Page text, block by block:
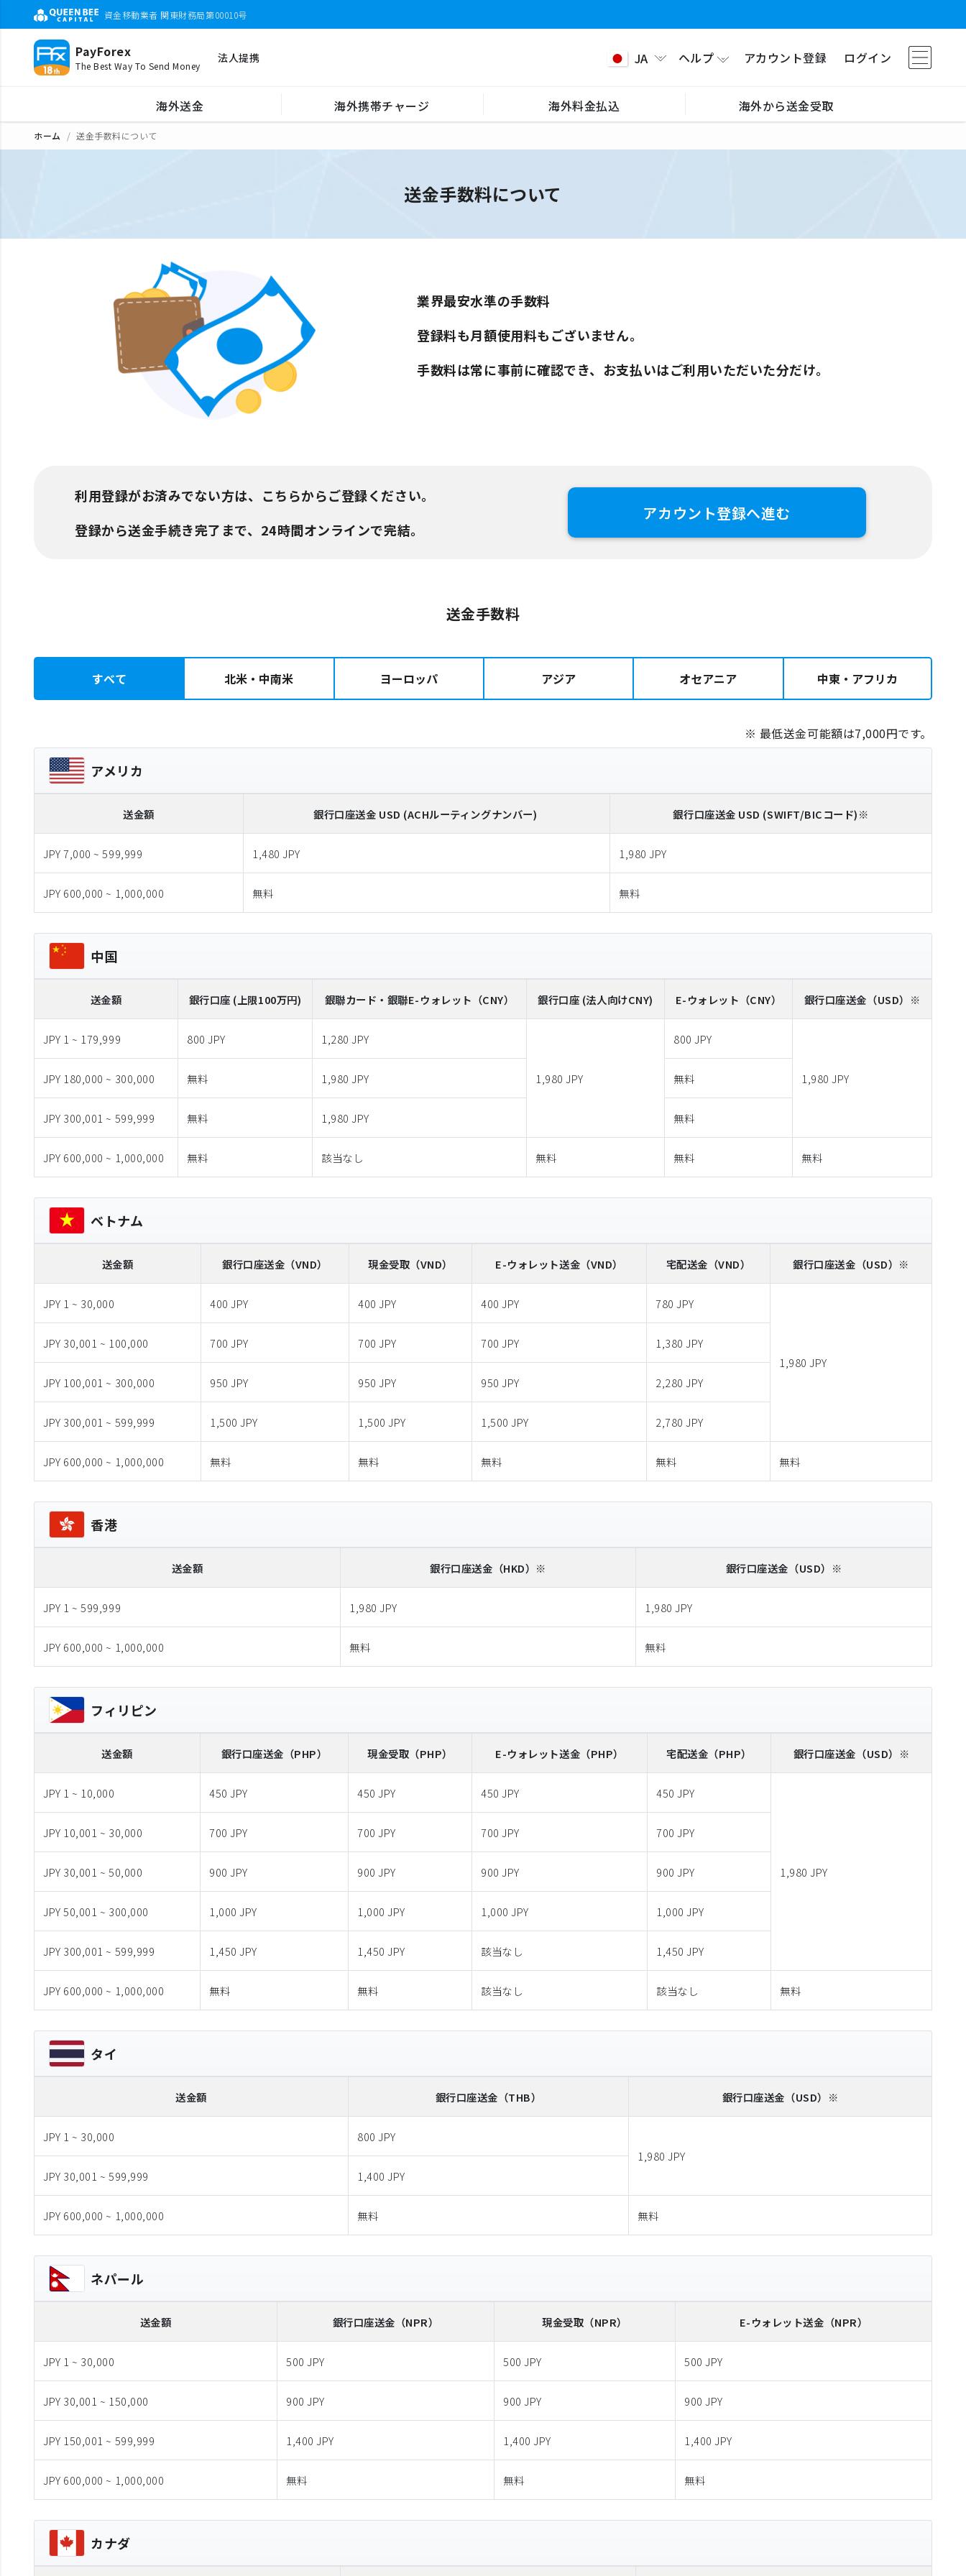
資金移動業者 関東財務局第00010号
PayForex
The Best Way To Send Money
法人提携 JA ヘルプ アカウント登録 ログイン
海外送金 海外携帯チャージ 海外料金払込 海外から送金受取
ホーム 送金手数料について
送金手数料について
業界最安水準の手数料
登録料も月額使用料もございません。
手数料は常に事前に確認でき、お支払いはご利用いただいた分だけ。
利用登録がお済みでない方は、こちらからご登録ください。
登録から送金手続き完了まで、24時間オンラインで完結。
アカウント登録へ進む
送金手数料
すべて 北米・中南米 ヨーロッパ アジア オセアニア 中東・アフリカ
※ 最低送金可能額は7,000円です。
アメリカ
送金額 銀行口座送金 USD (ACHルーティングナンバー) 銀行口座送金 USD (SWIFT/BICコード)※
JPY 7,000 ~ 599,999 1,480 JPY 1,980 JPY
JPY 600,000 ~ 1,000,000 無料 無料
中国
送金額 銀行口座 (上限100万円) 銀聯カード・銀聯E-ウォレット （CNY） 銀行口座 (法人向けCNY) E-ウォレット （CNY） 銀行口座送金 （USD）※
JPY 1 ~ 179,999 800 JPY 1,280 JPY
1,980 JPY
800 JPY
1,980 JPY
JPY 180,000 ~ 300,000 無料 1,980 JPY 無料
JPY 300,001 ~ 599,999 無料 1,980 JPY 無料
JPY 600,000 ~ 1,000,000 無料 該当なし 無料 無料 無料
ベトナム
送金額 銀行口座送金 （VND） 現金受取 （VND） E-ウォレット送金 （VND） 宅配送金 （VND） 銀行口座送金 （USD）※
JPY 1 ~ 30,000 400 JPY 400 JPY 400 JPY 780 JPY
1,980 JPY
JPY 30,001 ~ 100,000 700 JPY 700 JPY 700 JPY 1,380 JPY
JPY 100,001 ~ 300,000 950 JPY 950 JPY 950 JPY 2,280 JPY
JPY 300,001 ~ 599,999 1,500 JPY 1,500 JPY 1,500 JPY 2,780 JPY
JPY 600,000 ~ 1,000,000 無料 無料 無料 無料 無料
香港
送金額 銀行口座送金 （HKD）※ 銀行口座送金 （USD）※
JPY 1 ~ 599,999 1,980 JPY 1,980 JPY
JPY 600,000 ~ 1,000,000 無料 無料
フィリピン
送金額 銀行口座送金 （PHP） 現金受取 （PHP） E-ウォレット送金 （PHP） 宅配送金 （PHP） 銀行口座送金 （USD）※
JPY 1 ~ 10,000 450 JPY 450 JPY 450 JPY 450 JPY
1,980 JPY
JPY 10,001 ~ 30,000 700 JPY 700 JPY 700 JPY 700 JPY
JPY 30,001 ~ 50,000 900 JPY 900 JPY 900 JPY 900 JPY
JPY 50,001 ~ 300,000 1,000 JPY 1,000 JPY 1,000 JPY 1,000 JPY
JPY 300,001 ~ 599,999 1,450 JPY 1,450 JPY 該当なし 1,450 JPY
JPY 600,000 ~ 1,000,000 無料 無料 該当なし 該当なし 無料
タイ
送金額 銀行口座送金 （THB） 銀行口座送金 （USD）※
JPY 1 ~ 30,000
800 JPY
1,980 JPY
JPY 30,001 ~ 599,999
1,400 JPY
JPY 600,000 ~ 1,000,000 無料 無料
ネパール
送金額 銀行口座送金 （NPR） 現金受取 （NPR） E-ウォレット送金 （NPR）
JPY 1 ~ 30,000 500 JPY 500 JPY 500 JPY
JPY 30,001 ~ 150,000 900 JPY 900 JPY 900 JPY
JPY 150,001 ~ 599,999 1,400 JPY 1,400 JPY 1,400 JPY
JPY 600,000 ~ 1,000,000 無料 無料 無料
カナダ